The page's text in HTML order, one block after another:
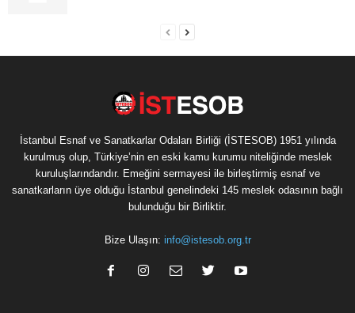
İstanbul Esnaf ve Sanatkarlar Odaları Birliği (İSTESOB) 1951 yılında
kurulmuş olup, Türkiye’nin en eski kamu kurumu niteliğinde meslek
kuruluşlarındandır. Emeğini sermayesi ile birleştirmiş esnaf ve
sanatkarların üye olduğu İstanbul genelindeki 145 meslek odasının bağlı
bulunduğu bir Birliktir.
Bize Ulaşın: info@istesob.org.tr